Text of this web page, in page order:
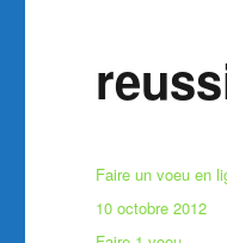
Auteur
Faire un voeu en
Publié
le
10 octobre 2012